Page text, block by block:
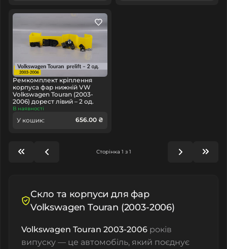
Ремкомплект кріплення
корпуса фар нижній VW
Volkswagen Touran (2003-
2006) дорест лівий – 2 од.
В наявності
У кошик: 656.00 ₴
Сторінка 1 з 1
Скло та корпуси для фар
Volkswagen Touran (2003-2006)
Volkswagen Touran 2003-2006 років
випуску — це автомобіль, який поєднує